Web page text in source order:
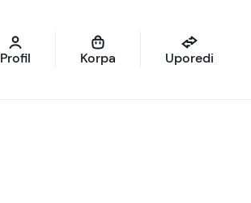
Profil Korpa Uporedi